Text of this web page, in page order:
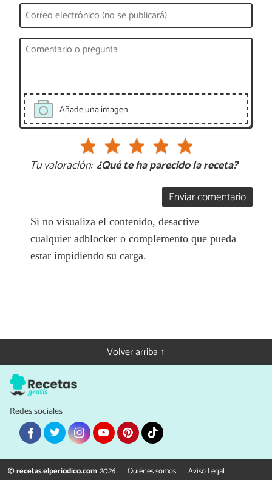
Añade una imagen
Tu valoración: ¿Qué te ha parecido la receta?
Enviar comentario
Si no visualiza el contenido, desactive
cualquier adblocker o complemento que pueda
estar impidiendo su carga.
Volver arriba ↑
Redes sociales
© recetas.elperiodico.com2026 Quiénes somos Aviso Legal